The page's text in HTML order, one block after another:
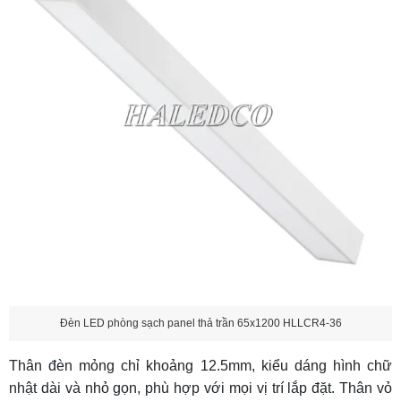
Đèn LED phòng sạch panel thả trần 65x1200 HLLCR4-36
Thân đèn mỏng chỉ khoảng 12.5mm, kiểu dáng hình chữ
nhật dài và nhỏ gọn, phù hợp với mọi vị trí lắp đặt. Thân vỏ